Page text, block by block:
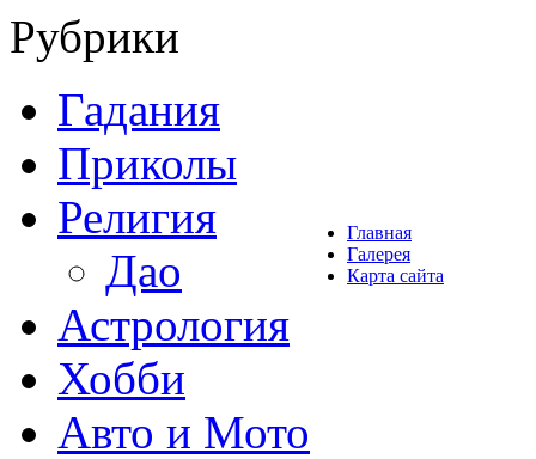
Главная
Галерея
Карта сайта
Рубрики
Гадания
Приколы
Религия
Дао
Астрология
Хобби
Авто и Мото